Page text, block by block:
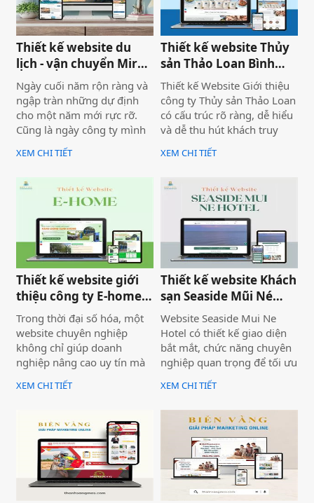
Thiết kế website du
lịch - vận chuyển Mira
tour Mũi Né
Ngày cuối năm rộn ràng và
ngập tràn những dự định
cho một năm mới rực rỡ.
Cũng là ngày công ty mình
bàn giao dự án thiết kế
website Mira Tour Mũi Né –
một website chuyên về tour
du lịch và thuê xe
XEM CHI TIẾT
Thiết kế website Thủy
sản Thảo Loan Bình
Thuận, Lâm Đồng
Thiết kế Website Giới thiệu
công ty Thủy sản Thảo Loan
có cấu trúc rõ ràng, dễ hiểu
và dễ thu hút khách truy
cập vào website giúp truyền
tải thông tin hiệu quả. Với
màu xanh dương và đỏ làm
nổi bật lên những nội dung
chính của website.
XEM CHI TIẾT
Thiết kế website giới
thiệu công ty E-home
Bình Thuận
Trong thời đại số hóa, một
website chuyên nghiệp
không chỉ giúp doanh
nghiệp nâng cao uy tín mà
còn là công cụ tiếp cận
khách hàng hiệu quả. Dịch
thiệu công ty mang đến giải
pháp tối ưu, giúp doanh
nghiệp thể hiện thương
hiệu một cách ấn tượng và
chuyên nghiệp trên môi
trường trực tuyến.
XEM CHI TIẾT
Thiết kế website Khách
sạn Seaside Mũi Né
chuyên nghiệp
Website Seaside Mui Ne
Hotel có thiết kế giao diện
bắt mắt, chức năng chuyên
nghiệp quan trọng để tối ưu
trải nghiệm người dùng và
hỗ trợ hoạt động kinh
doanh hiệu quả.Một
website chuyên nghiệp
không chỉ giúp bạn tiếp cận
nhiều khách hàng hơn mà
còn nâng cao uy tín thương
hiệu, tạo lợi thế cạnh tranh
trên thị trường.
XEM CHI TIẾT